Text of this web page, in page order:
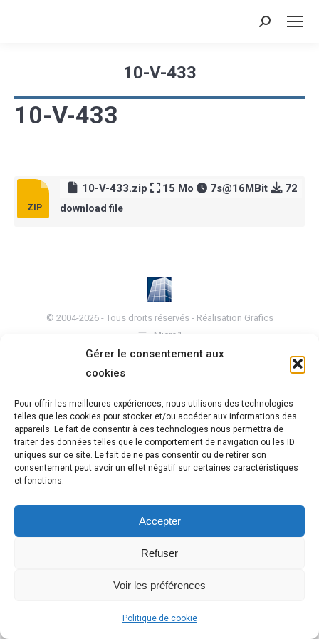
Gérer le consentement aux
cookies
Pour offrir les meilleures expériences, nous utilisons des technologies
telles que les cookies pour stocker et/ou accéder aux informations des
appareils. Le fait de consentir à ces technologies nous permettra de
traiter des données telles que le comportement de navigation ou les ID
uniques sur ce site. Le fait de ne pas consentir ou de retirer son
consentement peut avoir un effet négatif sur certaines caractéristiques
et fonctions.
Accepter
Refuser
Voir les préférences
Politique de cookie
Recherche
10-V-433
Vous êtes ici :
10-V-433
10-V-433.zip 15 Mo 7s@16MBit 72
download file
© 2004-2026 - Tous droits réservés - Réalisation Grafics
Micro1
Mentions légales